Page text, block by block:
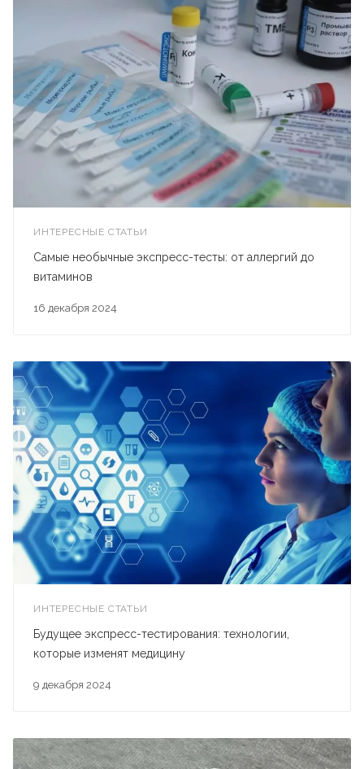
ИНТЕРЕСНЫЕ СТАТЬИ
16 декабря 2024
Самые необычные экспресс-тесты: от аллергий до
витаминов
ИНТЕРЕСНЫЕ СТАТЬИ
9 декабря 2024
Будущее экспресс-тестирования: технологии,
которые изменят медицину